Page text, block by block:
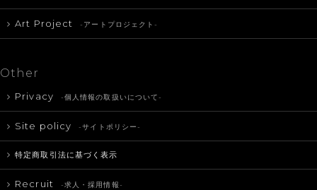
Art Project -アートプロジェクト-
Other
Privacy -個人情報の取扱いについて-
Site policy -サイトポリシー-
特定商取引法に基づく表示
Recruit -求人・採用情報-